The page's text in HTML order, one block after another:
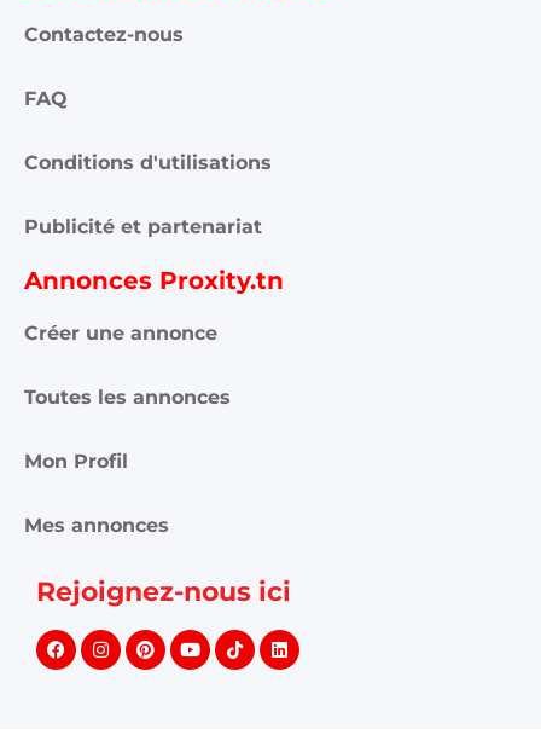
Contactez-nous
FAQ
Conditions d'utilisations
Publicité et partenariat
Annonces Proxity.tn
Créer une annonce
Toutes les annonces
Mon Profil
Mes annonces
Rejoignez-nous ici